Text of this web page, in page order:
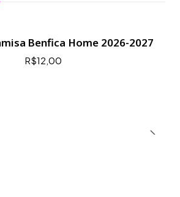
Benfica Home 2026-2027
R$12,00